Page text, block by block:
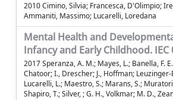
2010 Cimino, Silvia; Francesca, D'Olimpio;
Ammaniti, Massimo; Lucarelli, Loredana
Mental Health and
Infancy and Early Childhood. IEC
2017 Speranza, A. M.; Mayes, L.; Banella, F.
Chatoor; I., Drescher; J., Hoffman;
Lucarelli, L.; Maestro, S.; Marans, S.;
Shapiro, T.; Silver, ; G. H., Volkmar; M. D.,